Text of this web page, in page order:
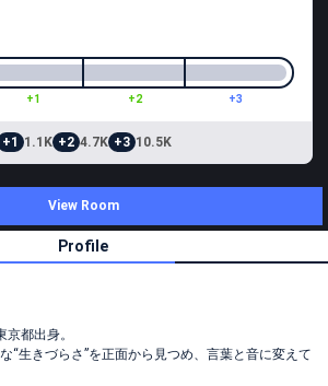
+1 +2 +3
+1 1.1K +2 4.7K +3 10.5K
View Room
Profile
都出身。
“生きづらさ”を正面から見つめ、言葉と音に変えて